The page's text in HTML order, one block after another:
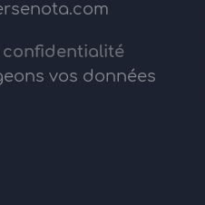
confidentialité
vos données